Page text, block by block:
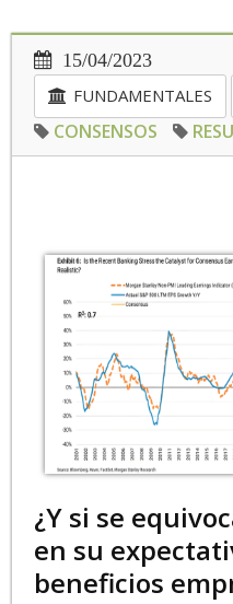
15/04/2023
FUNDAMENTALES
CONSENSOS
¿Y si se
en su
beneficios